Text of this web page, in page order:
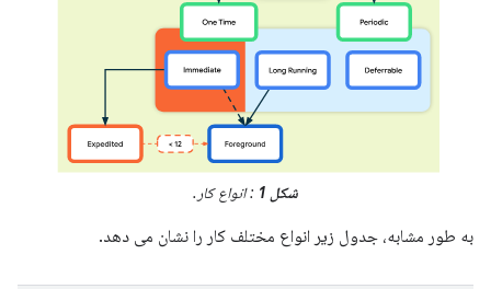
شکل 1 : انواع کار.
به طور مشابه، جدول زیر انواع مختلف کار را نشان می دهد.